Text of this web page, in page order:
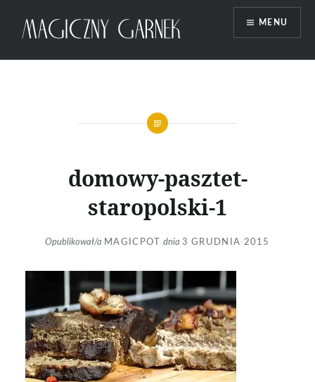
Magiczny Garnek
MENU
domowy-pasztet-
staropolski-1
Opublikował/a MAGICPOT dnia 3 GRUDNIA 2015